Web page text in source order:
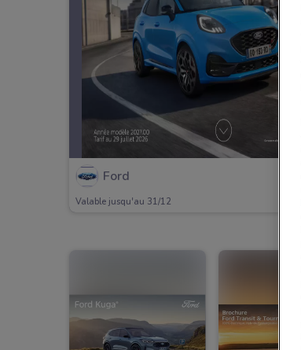
Ford
Valable jusqu'au 31/12